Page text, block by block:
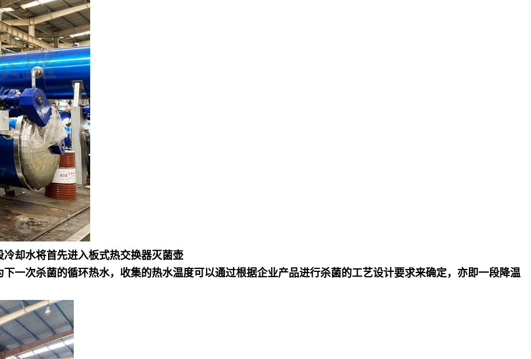
却水将首先进入板式热交换器灭菌壶
一次杀菌的循环热水，收集的热水温度可以通过根据企业产品进行杀菌的工艺设计要求来确定，亦即一段降温